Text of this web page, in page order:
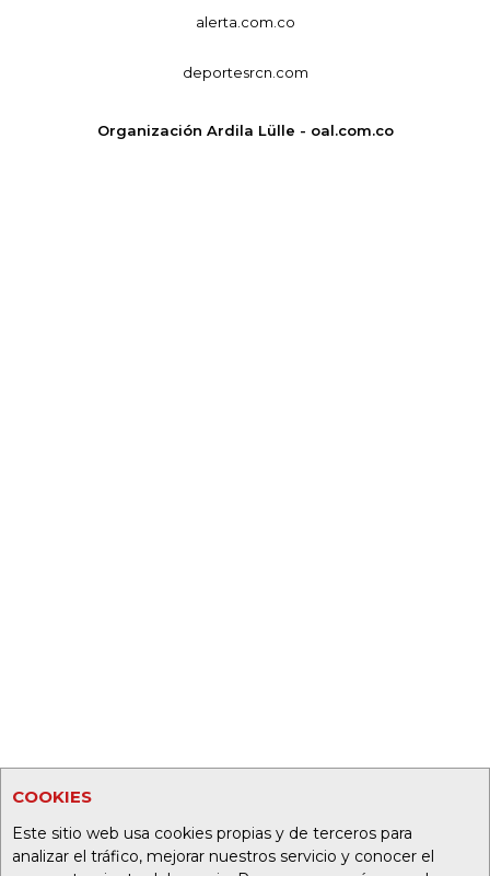
COOKIES
Este sitio web usa cookies propias y de terceros para
analizar el tráfico, mejorar nuestros servicio y conocer el
alerta.com.co
deportesrcn.com
Organización Ardila Lülle - oal.com.co